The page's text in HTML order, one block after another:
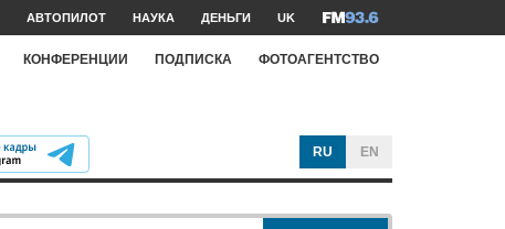
АВТОПИЛОТ НАУКА ДЕНЬГИ UK
КОНФЕРЕНЦИИ ПОДПИСКА ФОТОАГЕНТСТВО
RU EN